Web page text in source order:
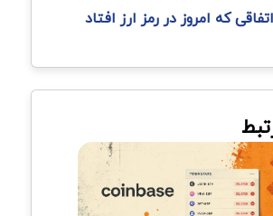
اتفاقی که امروز در رمز ارز افتاد